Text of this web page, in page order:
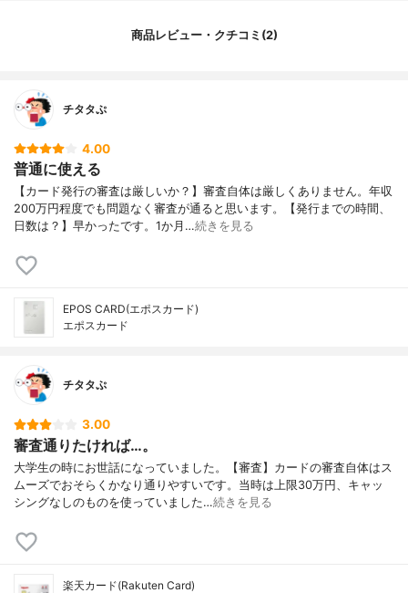
商品レビュー・クチコミ(2)
チタタぷ
4.00
普通に使える
【カード発行の審査は厳しいか？】審査自体は厳しくありません。年収
200万円程度でも問題なく審査が通ると思います。【発行までの時間、
日数は？】早かったです。1か月…続きを見る
EPOS CARD(エポスカード)
エポスカード
チタタぷ
3.00
審査通りたければ…。
大学生の時にお世話になっていました。【審査】カードの審査自体はス
ムーズでおそらくかなり通りやすいです。当時は上限30万円、キャッ
シングなしのものを使っていました…続きを見る
楽天カード(Rakuten Card)